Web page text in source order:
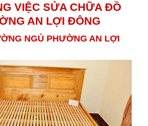
VIỆC SỬA CHỮA ĐỒ
AN LỢI ĐÔNG
NGỦ PHƯỜNG AN LỢI